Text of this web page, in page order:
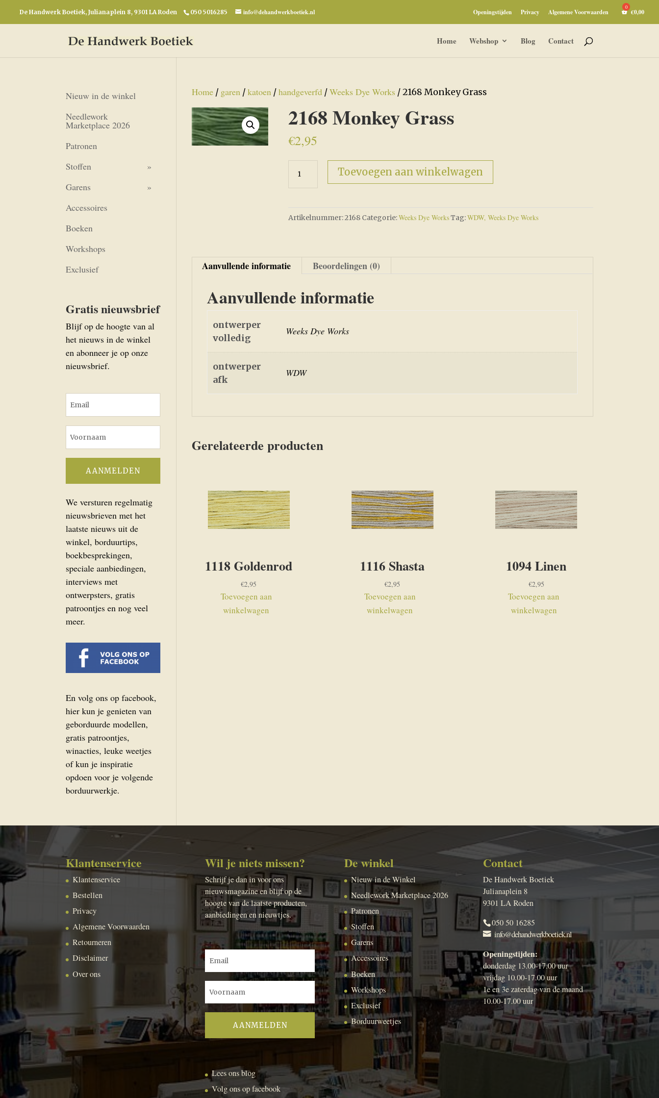
De Handwerk Boetiek, Julianaplein 8, 9301 LA Roden 050 5016285 info@dehandwerkboetiek.nl Openingstijden Privacy Algemene Voorwaarden €0,00
Home Webshop Blog Contact
Home / garen /katoen /handgeverfd /Weeks Dye Works / 2168 Monkey Grass
2168 Monkey Grass
€2,95
Monkey
Toevoegen aan winkelwagen
Artikelnummer:2168 Categorie:Weeks Dye WorksTag:WDW, Weeks Dye Works
Aanvullende informatie Beoordelingen (0)
Aanvullende informatie
ontwerper
volledig
Weeks Dye Works
ontwerper
afk
WDW
Gerelateerde producten
1118 Goldenrod
€2,95
Toevoegen aan
winkelwagen
1116 Shasta
€2,95
Toevoegen aan
winkelwagen
1094 Linen
€2,95
Toevoegen aan
winkelwagen
Nieuw in de winkel
Needlework
Marketplace 2026
Patronen
Stoffen
Garens
Accessoires
Boeken
Workshops
Exclusief
Gratis nieuwsbrief
Blijf op de hoogte van al
het nieuws in de winkel
en abonneer je op onze
nieuwsbrief.
We versturen regelmatig
nieuwsbrieven met het
laatste nieuws uit de
winkel, borduurtips,
boekbesprekingen,
speciale aanbiedingen,
interviews met
ontwerpsters, gratis
patroontjes en nog veel
meer.
En volg ons op facebook,
hier kun je genieten van
geborduurde modellen,
gratis patroontjes,
winacties, leuke weetjes
of kun je inspiratie
opdoen voor je volgende
borduurwerkje.
Klantenservice
Klantenservice
Bestellen
Privacy
Algemene Voorwaarden
Retourneren
Disclaimer
Over ons
Wil je niets missen?
Schrijf je dan in voor ons
nieuwsmagazine en blijf op de
hoogte van de laatste producten,
aanbiedingen en nieuwtjes.
Lees ons blog
Volg ons op facebook
De winkel
Nieuw in de Winkel
Needlework Marketplace 2026
Patronen
Stoffen
Garens
Accessoires
Boeken
Workshops
Exclusief
Borduurweetjes
Contact
De Handwerk Boetiek
Julianaplein 8
9301 LA Roden
050 50 16285
info@dehandwerkboetiek.nl
Openingstijden:
donderdag 13.00-17.00 uur
vrijdag 10.00-17.00 uur
1e en 3e zaterdag van de maand
10.00-17.00 uur